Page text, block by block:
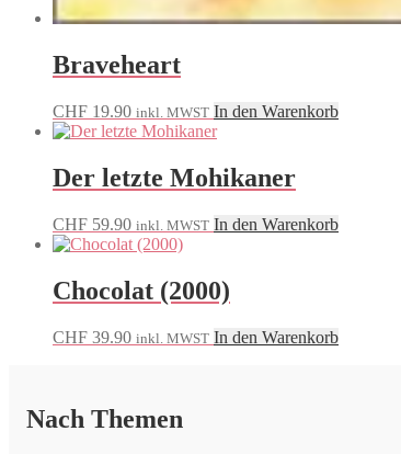
Braveheart
CHF 19.90 inkl. MWST In den Warenkorb
Der letzte Mohikaner
CHF 59.90 inkl. MWST In den Warenkorb
Chocolat (2000)
CHF 39.90 inkl. MWST In den Warenkorb
Nach Themen